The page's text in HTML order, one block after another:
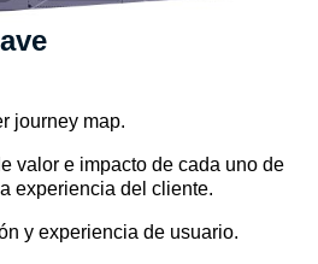
journey map.
valor e impacto de cada uno de
experiencia del cliente.
y experiencia de usuario.